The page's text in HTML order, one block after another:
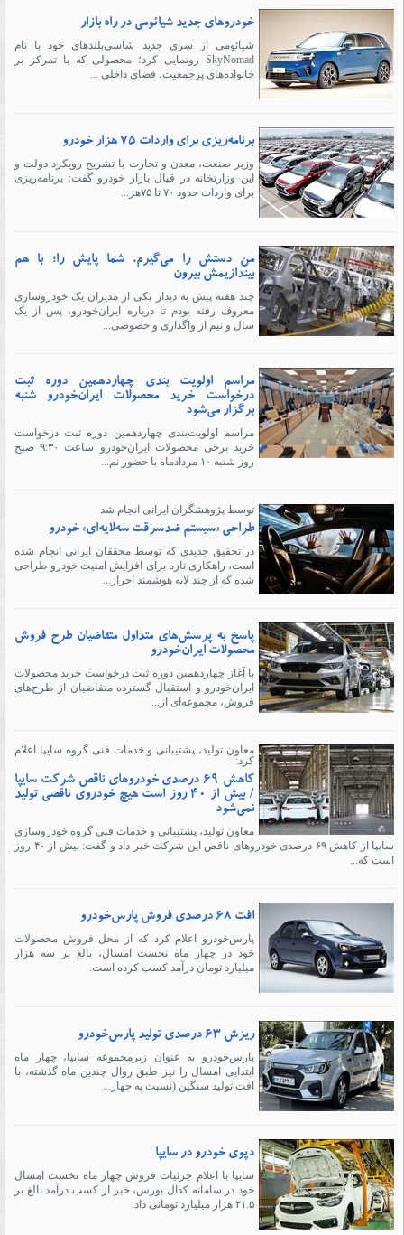
خودروهای جدید شیائومی در راه بازار
شیائومی از سری جدید شاسی‌بلندهای خود با نام
SkyNomad رونمایی کرد؛ محصولی که با تمرکز بر
خانواده‌های پرجمعیت، فضای داخلی ...
برنامه‌ریزی برای واردات ۷۵ هزار خودرو
وزیر صنعت، معدن و تجارت با تشریح رویکرد دولت و
این وزارتخانه در قبال بازار خودرو گفت: برنامه‌ریزی
برای واردات حدود ۷۰ تا ۷۵هز...
من دستش را می‌گیرم، شما پایش را؛ با هم
بیندازیمش بیرون
چند هفته پیش به دیدار یکی از مدیران یک خودروسازی
معروف رفته بودم تا درباره ایران‌خودرو، پس از یک
سال و نیم از واگذاری و خصوصی...
مراسم اولویت بندی چهاردهمین دوره ثبت
درخواست خرید محصولات ایران‌خودرو شنبه
برگزار می‌شود
مراسم اولویت‌بندی چهاردهمین دوره ثبت درخواست
خرید برخی محصولات ایران‌خودرو ساعت ۹:۳۰ صبح
روز شنبه ۱۰ مردادماه با حضور نم...
توسط پژوهشگران ایرانی انجام شد
طراحی «سیستم ضدسرقت سه‌لایه‌ای» خودرو
در تحقیق جدیدی که توسط محققان ایرانی انجام شده
است، راهکاری تازه برای افزایش امنیت خودرو طراحی
شده که از چند لایه هوشمند احراز...
پاسخ به پرسش‌های متداول متقاضیان طرح فروش
محصولات ایران‌خودرو
با آغاز چهاردهمین دوره ثبت درخواست خرید محصولات
ایران‌خودرو و استقبال گسترده متقاضیان از طرح‌های
فروش، مجموعه‌ای از...
معاون تولید، پشتیبانی و خدمات فنی گروه سایپا اعلام
کرد:
کاهش ۶۹ درصدی خودروهای ناقص شرکت سایپا
/ بیش از ۴۰ روز است هیچ خودروی ناقصی تولید
نمی‌شود
معاون تولید، پشتیبانی و خدمات فنی گروه خودروسازی
سایپا از کاهش ۶۹ درصدی خودروهای ناقص این شرکت خبر داد و گفت: بیش از ۴۰ روز
است که...
افت 68 درصدی فروش پارس‌خودرو
پارس‌خودرو اعلام کرد که از محل فروش محصولات
خود در چهار ماه نخست امسال، بالغ بر سه هزار
میلیارد تومان درآمد کسب کرده است.
ریزش 63 درصدی تولید پارس‌خودرو
پارس‌خودرو به عنوان زیرمجموعه سایپا، چهار ماه
ابتدایی امسال را نیز طبق روال چندین ماه گذشته، با
افت تولید سنگین (نسبت به چهار...
دپوی خودرو در سایپا
سایپا با اعلام جزئیات فروش چهار ماه نخست امسال
خود در سامانه کدال بورس، خبر از کسب درآمد بالغ بر
۲۱.۵ هزار میلیارد تومانی داد.